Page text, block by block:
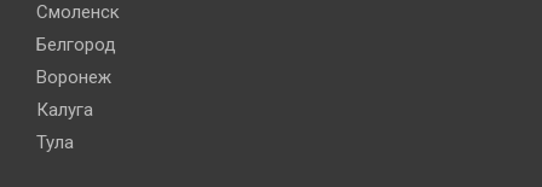
Смоленск
Белгород
Воронеж
Калуга
Тула